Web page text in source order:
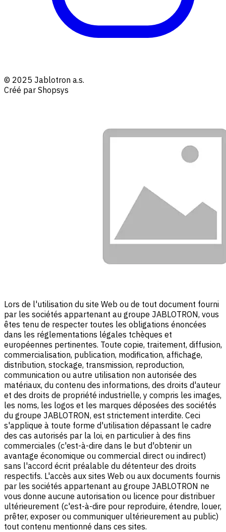
© 2025 Jablotron a.s.
Créé par Shopsys
Lors de l'utilisation du site Web ou de tout document fourni
par les sociétés appartenant au groupe JABLOTRON, vous
êtes tenu de respecter toutes les obligations énoncées
dans les réglementations légales tchèques et
européennes pertinentes. Toute copie, traitement, diffusion,
commercialisation, publication, modification, affichage,
distribution, stockage, transmission, reproduction,
communication ou autre utilisation non autorisée des
matériaux, du contenu des informations, des droits d'auteur
et des droits de propriété industrielle, y compris les images,
les noms, les logos et les marques déposées des sociétés
du groupe JABLOTRON, est strictement interdite. Ceci
s'applique à toute forme d'utilisation dépassant le cadre
des cas autorisés par la loi, en particulier à des fins
commerciales (c'est-à-dire dans le but d'obtenir un
avantage économique ou commercial direct ou indirect)
sans l'accord écrit préalable du détenteur des droits
respectifs. L'accès aux sites Web ou aux documents fournis
par les sociétés appartenant au groupe JABLOTRON ne
vous donne aucune autorisation ou licence pour distribuer
ultérieurement (c'est-à-dire pour reproduire, étendre, louer,
prêter, exposer ou communiquer ultérieurement au public)
tout contenu mentionné dans ces sites.